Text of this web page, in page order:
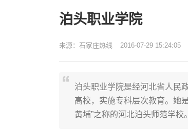
泊头职业学院
来源： 石家庄热线 2016-07-29 15:24:05
泊头职业学院是经河北省人民
高校，实施专科层次教育。她
黄埔”之称的河北泊头师范学